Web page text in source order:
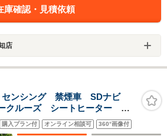
庫確認・見積依頼
店
センシング 禁煙車 SDナビ
クルーズ シートヒーター ホ
ーナーセンサー 車線逸脱警
再生 オートライト
購入プラン付 オンライン相談可 360°画像付